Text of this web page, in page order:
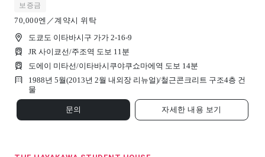
보증금
70,000엔／계약시 위탁
도쿄도 이타바시구 가가 2-16-9
JR 사이쿄선/주조역 도보 11분
도에이 미타선/이타바시쿠야쿠쇼마에역 도보 14분
1988년 5월(2013년 2월 내외장 리뉴얼)/철근콘크리트 구조4층 건
물
문의 자세한 내용 보기